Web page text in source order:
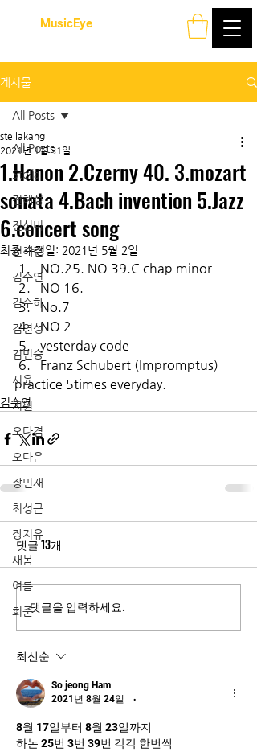
MusicEye
게시물
All Posts
Stella
전해성
전신비
전해련
김수연
김수하
김연성
김민승
시윤
지원
오다겸
오다은
장민재
최성근
장지유
새봄
여름
희준
All Posts
1.Hanon 2.Czerny 40. 3.mozart
sonata 4.Bach invention 5.Jazz
6.concert song
stellakang
2021년 1월 31일
최종 수정일: 2021년 5월 2일
NO.25. NO 39.C chap minor
NO 16.
No.7
NO 2
yesterday code
Franz Schubert (Impromptus)
practice 5times everyday.
김수연
댓글 13개
댓글을 입력하세요.
최신순
So jeong Ham
2021년 8월 24일
•
8월 17일부터 8월 23일까지
하논 25번 3번 39번 각각 한번씩